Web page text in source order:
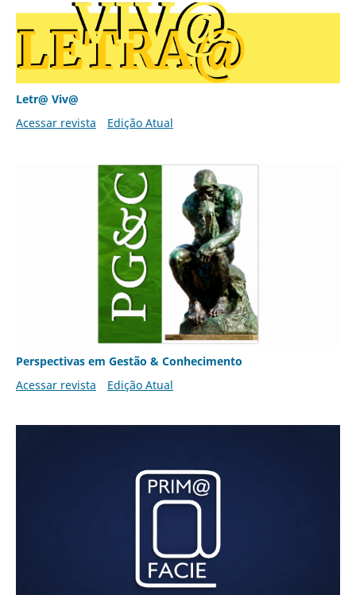
Letr@ Viv@
Acessar revista
Edição Atual
Perspectivas em Gestão & Conhecimento
Acessar revista
Edição Atual